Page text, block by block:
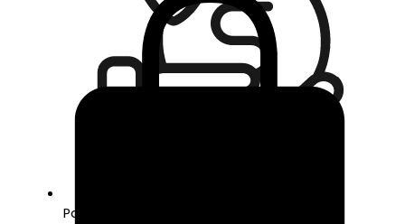
Pago seguro con Tarjeta o Bizum